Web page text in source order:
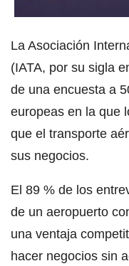
La Asociación
(IATA, por su sigla
de una encuesta a
europeas en la que
que el transporte
sus negocios.
El 89 % de los
de un aeropuerto
una ventaja
hacer negocios sin